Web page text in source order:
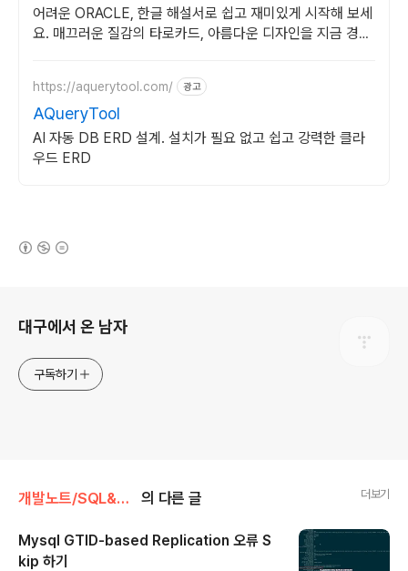
어려운 ORACLE, 한글 해설서로 쉽고 재미있게 시작해 보세
요. 매끄러운 질감의 타로카드, 아름다운 디자인을 지금 경험
https://aquerytool.com/ 광고
AQueryTool
AI 자동 DB ERD 설계. 설치가 필요 없고 쉽고 강력한 클라
우드 ERD
대구에서 온 남자
구독하기
개발노트/SQL&DB 의 다른 글 더보기
Mysql GTID-based Replication 오류 S
kip 하기